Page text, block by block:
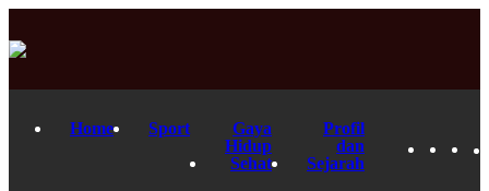
Home Sport
Gaya
Hidup
Sehat
Profil
dan
Sejarah